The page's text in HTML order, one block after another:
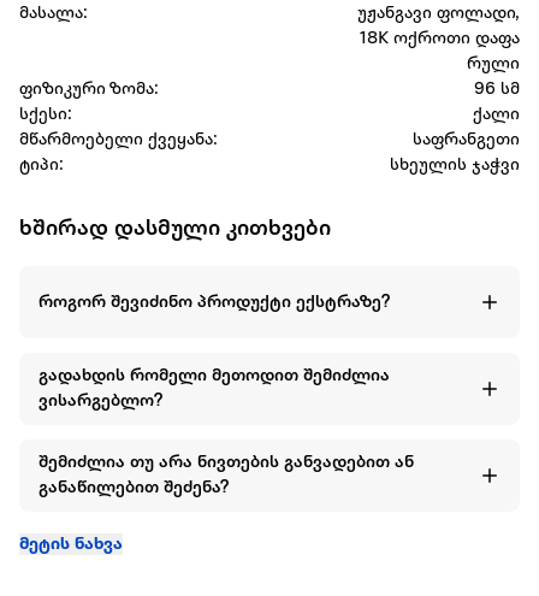
მასალა:
უჟანგავი ფოლადი,
18K ოქროთი დაფა
რული
ფიზიკური ზომა:
96 სმ
სქესი:
ქალი
მწარმოებელი ქვეყანა:
საფრანგეთი
ტიპი:
სხეულის ჯაჭვი
ხშირად დასმული კითხვები
როგორ შევიძინო პროდუქტი ექსტრაზე?
გადახდის რომელი მეთოდით შემიძლია
ვისარგებლო?
შემიძლია თუ არა ნივთების განვადებით ან
განაწილებით შეძენა?
მეტის ნახვა